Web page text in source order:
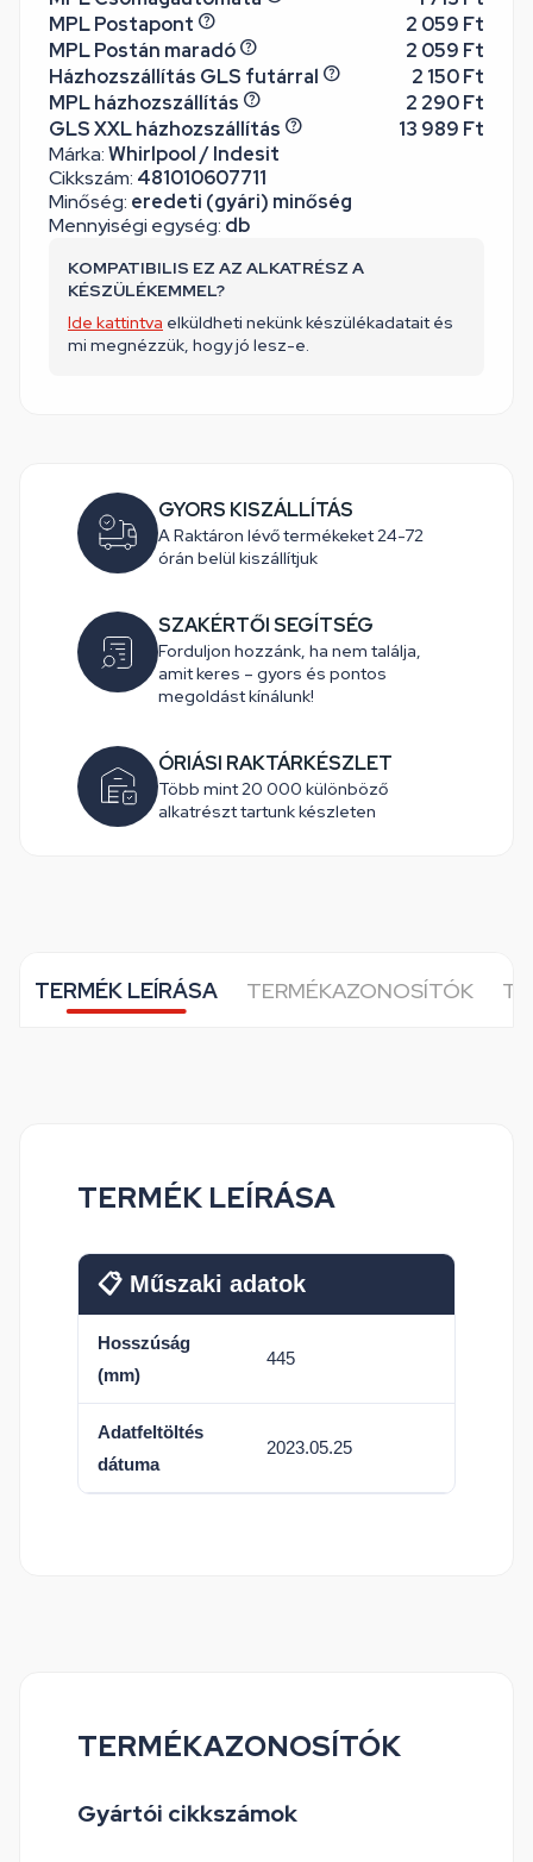
Márka:Whirlpool / Indesit
Cikkszám: 481010607711
Minőség: eredeti (gyári) minőség
Mennyiségi egység: db
MPL Postapont
2 059 Ft
MPL Postán maradó
2 059 Ft
Házhozszállítás GLS futárral
2 150 Ft
MPL házhozszállítás
2 290 Ft
GLS XXL házhozszállítás
13 989 Ft
KOMPATIBILIS EZ AZ ALKATRÉSZ A
KÉSZÜLÉKEMMEL?
Ide kattintva elküldheti nekünk készülékadatait és
mi megnézzük, hogy jó lesz-e.
GYORS KISZÁLLÍTÁS
A Raktáron lévő termékeket 24-72
órán belül kiszállítjuk
SZAKÉRTŐI SEGÍTSÉG
Forduljon hozzánk, ha nem találja,
amit keres – gyors és pontos
megoldást kínálunk!
ÓRIÁSI RAKTÁRKÉSZLET
Több mint 20 000 különböző
alkatrészt tartunk készleten
TERMÉK LEÍRÁSA TERMÉKAZONOSÍTÓK
TERMÉK LEÍRÁSA
📋 Műszaki adatok
Hosszúság
(mm)
445
Adatfeltöltés
dátuma
2023.05.25
TERMÉKAZONOSÍTÓK
Gyártói cikkszámok